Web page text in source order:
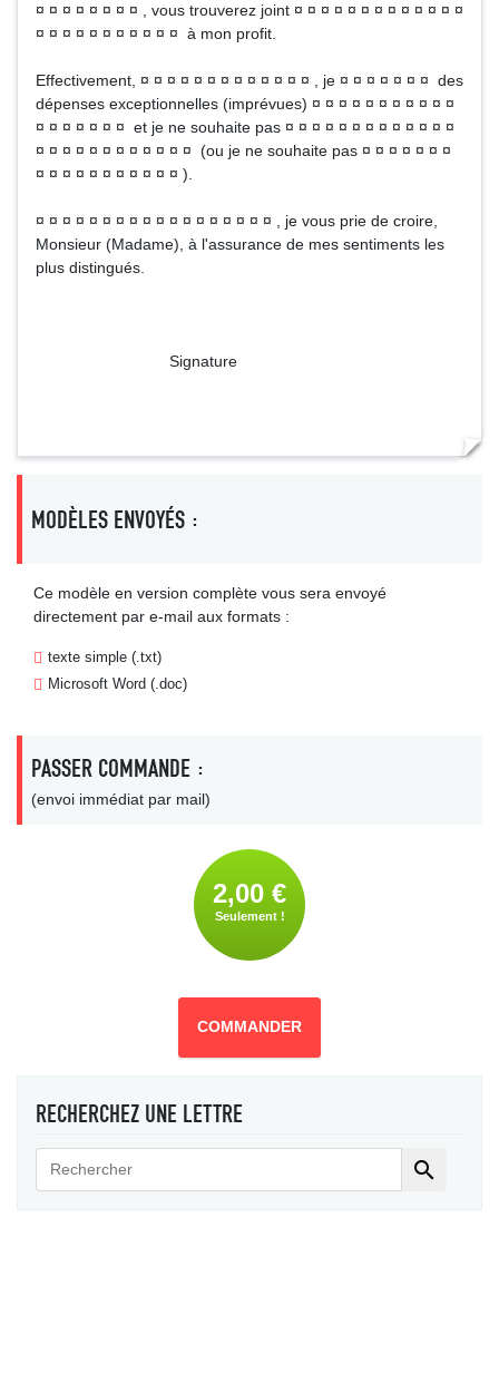
¤ ¤ ¤ ¤ ¤ ¤ ¤ ¤ , vous trouverez joint ¤ ¤ ¤ ¤ ¤ ¤ ¤ ¤ ¤ ¤ ¤ ¤ ¤
¤ ¤ ¤ ¤ ¤ ¤ ¤ ¤ ¤ ¤ ¤ à mon profit.
Effectivement, ¤ ¤ ¤ ¤ ¤ ¤ ¤ ¤ ¤ ¤ ¤ ¤ ¤ , je ¤ ¤ ¤ ¤ ¤ ¤ ¤ des
dépenses exceptionnelles (imprévues) ¤ ¤ ¤ ¤ ¤ ¤ ¤ ¤ ¤ ¤ ¤
¤ ¤ ¤ ¤ ¤ ¤ ¤ et je ne souhaite pas ¤ ¤ ¤ ¤ ¤ ¤ ¤ ¤ ¤ ¤ ¤ ¤ ¤
¤ ¤ ¤ ¤ ¤ ¤ ¤ ¤ ¤ ¤ ¤ ¤ (ou je ne souhaite pas ¤ ¤ ¤ ¤ ¤ ¤ ¤
¤ ¤ ¤ ¤ ¤ ¤ ¤ ¤ ¤ ¤ ¤ ).
¤ ¤ ¤ ¤ ¤ ¤ ¤ ¤ ¤ ¤ ¤ ¤ ¤ ¤ ¤ ¤ ¤ ¤ , je vous prie de croire,
Monsieur (Madame), à l'assurance de mes sentiments les
plus distingués.
Signature
MODÈLES ENVOYÉS :
Ce modèle en version complète vous sera envoyé
directement par e-mail aux formats :
texte simple (.txt)
Microsoft Word (.doc)
PASSER COMMANDE :
(envoi immédiat par mail)
2,00 €
Seulement !
COMMANDER
RECHERCHEZ UNE LETTRE
